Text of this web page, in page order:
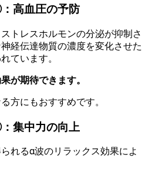
高血圧の予防
ストレスホルモンの分泌が抑制さ
経伝達物質の濃度を変化させた
ています。
が期待できます。
方にもおすすめです。
集中力の向上
れるα波のリラックス効果によ